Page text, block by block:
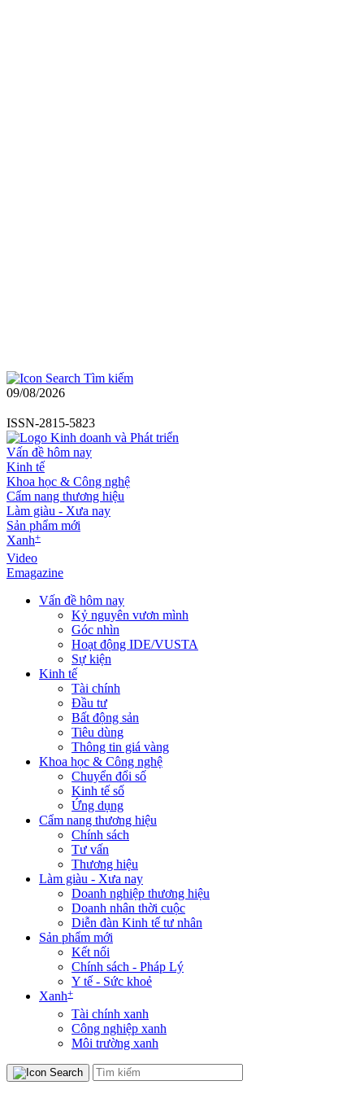
Tìm kiếm
09/08/2026
ISSN-2815-5823
Vấn đề hôm nay
Kinh tế
Khoa học & Công nghệ
Cẩm nang thương hiệu
Làm giàu - Xưa nay
Sản phẩm mới
Xanh+
Video
Emagazine
Vấn đề hôm nay
Kỷ nguyên vươn mình
Góc nhìn
Hoạt động IDE/VUSTA
Sự kiện
Kinh tế
Tài chính
Đầu tư
Bất động sản
Tiêu dùng
Thông tin giá vàng
Khoa học & Công nghệ
Chuyển đổi số
Kinh tế số
Ứng dụng
Cẩm nang thương hiệu
Chính sách
Tư vấn
Thương hiệu
Làm giàu - Xưa nay
Doanh nghiệp thương hiệu
Doanh nhân thời cuộc
Diễn đàn Kinh tế tư nhân
Sản phẩm mới
Kết nối
Chính sách - Pháp Lý
Y tế - Sức khoẻ
Xanh+
Tài chính xanh
Công nghiệp xanh
Môi trường xanh